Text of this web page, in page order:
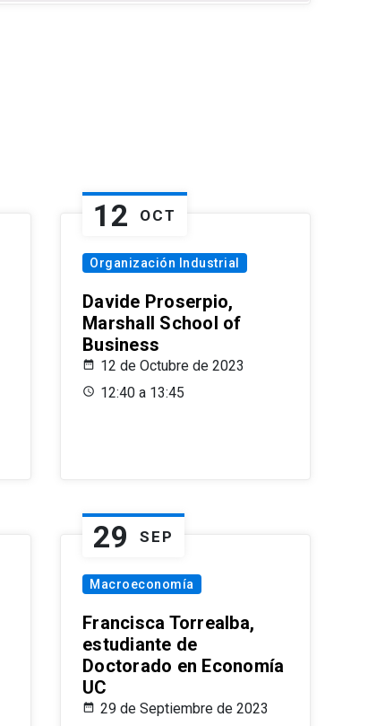
12 OCT
Organización Industrial
Davide Proserpio,
Marshall School of
Business
12 de Octubre de 2023
12:40 a 13:45
29 SEP
Macroeconomía
Francisca Torrealba,
estudiante de
Doctorado en Economía
UC
29 de Septiembre de 2023